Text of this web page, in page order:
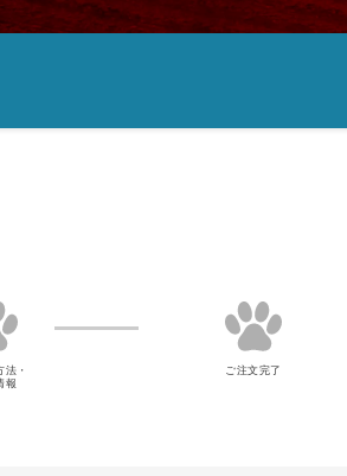
法・
報
ご注文完了